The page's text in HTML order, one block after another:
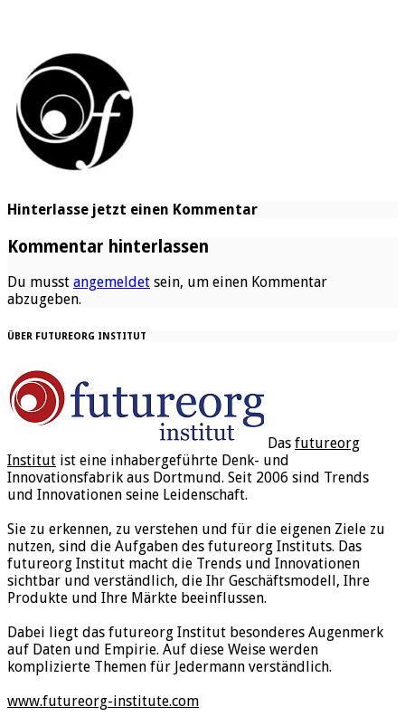
Hinterlasse jetzt einen Kommentar
Kommentar hinterlassen
Du musst angemeldet sein, um einen Kommentar
abzugeben.
ÜBER FUTUREORG INSTITUT
Das futureorg
Institut ist eine inhabergeführte Denk- und
Innovationsfabrik aus Dortmund. Seit 2006 sind Trends
und Innovationen seine Leidenschaft.
Sie zu erkennen, zu verstehen und für die eigenen Ziele zu
nutzen, sind die Aufgaben des futureorg Instituts. Das
futureorg Institut macht die Trends und Innovationen
sichtbar und verständlich, die Ihr Geschäftsmodell, Ihre
Produkte und Ihre Märkte beeinflussen.
Dabei liegt das futureorg Institut besonderes Augenmerk
auf Daten und Empirie. Auf diese Weise werden
komplizierte Themen für Jedermann verständlich.
www.futureorg-institute.com